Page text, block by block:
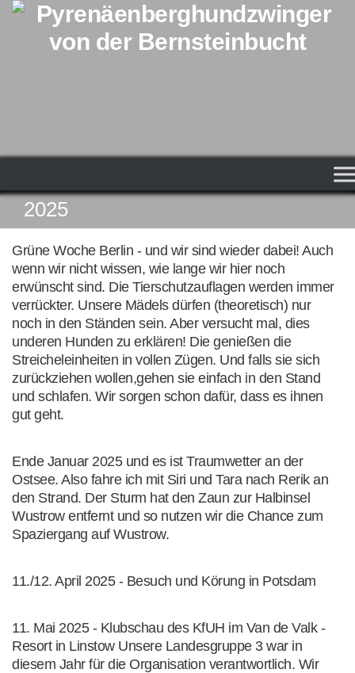
Zum Inhalt springen
2025
Grüne Woche Berlin - und wir sind wieder dabei! Auch
wenn wir nicht wissen, wie lange wir hier noch
erwünscht sind. Die Tierschutzauflagen werden immer
verrückter. Unsere Mädels dürfen (theoretisch) nur
noch in den Ständen sein. Aber versucht mal, dies
underen Hunden zu erklären! Die genießen die
Streicheleinheiten in vollen Zügen. Und falls sie sich
zurückziehen wollen,gehen sie einfach in den Stand
und schlafen. Wir sorgen schon dafür, dass es ihnen
gut geht.
Ende Januar 2025 und es ist Traumwetter an der
Ostsee. Also fahre ich mit Siri und Tara nach Rerik an
den Strand. Der Sturm hat den Zaun zur Halbinsel
Wustrow entfernt und so nutzen wir die Chance zum
Spaziergang auf Wustrow.
11./12. April 2025 - Besuch und Körung in Potsdam
11. Mai 2025 - Klubschau des KfUH im Van de Valk -
Resort in Linstow Unsere Landesgruppe 3 war in
diesem Jahr für die Organisation verantwortlich. Wir